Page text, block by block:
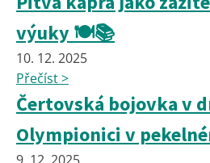
výuky 🍽️📚
10. 12. 2025
Přečíst >
Čertovská bojovka v
Olympionici v